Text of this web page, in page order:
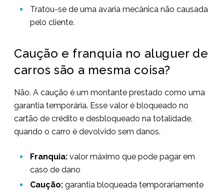
Tratou-se de uma avaria mecânica não causada
pelo cliente.
Caução e franquia no aluguer de
carros são a mesma coisa?
Não. A caução é um montante prestado como uma
garantia temporária. Esse valor é bloqueado no
cartão de crédito e desbloqueado na totalidade,
quando o carro é devolvido sem danos.
Franquia: valor máximo que pode pagar em
caso de dano
Caução: garantia bloqueada temporariamente